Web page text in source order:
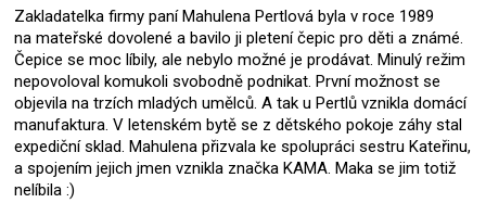
Zakladatelka firmy paní Mahulena Pertlová byla v roce 1989
na mateřské dovolené a bavilo ji pletení čepic pro děti a známé.
Čepice se moc líbily, ale nebylo možné je prodávat. Minulý režim
nepovoloval komukoli svobodně podnikat. První možnost se
objevila na trzích mladých umělců. A tak u Pertlů vznikla domácí
manufaktura. V letenském bytě se z dětského pokoje záhy stal
expediční sklad. Mahulena přizvala ke spolupráci sestru Kateřinu,
a spojením jejich jmen vznikla značka KAMA. Maka se jim totiž
nelíbila :)